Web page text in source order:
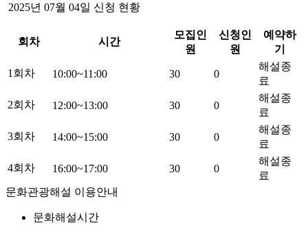
2025년 07월 04일 신청 현황
회차 시간
모집인
원
신청인
원
예약하
기
1회차 10:00~11:00 30 0
해설종
료
2회차 12:00~13:00 30 0
해설종
료
3회차 14:00~15:00 30 0
해설종
료
4회차 16:00~17:00 30 0
해설종
료
문화관광해설 이용안내
문화해설시간